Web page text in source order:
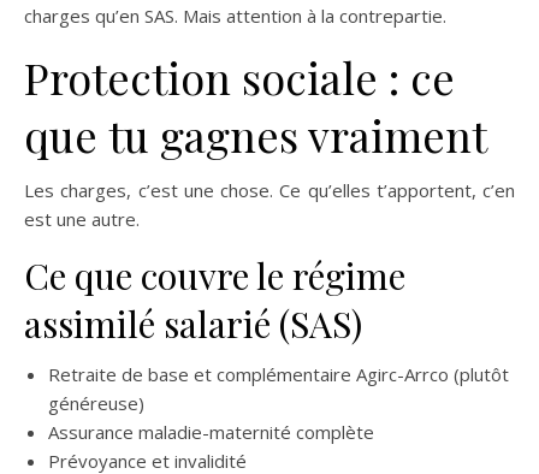
charges qu’en SAS. Mais attention à la contrepartie.
Protection sociale : ce
que tu gagnes vraiment
Les charges, c’est une chose. Ce qu’elles t’apportent, c’en
est une autre.
Ce que couvre le régime
assimilé salarié (SAS)
Retraite de base et complémentaire Agirc-Arrco (plutôt
généreuse)
Assurance maladie-maternité complète
Prévoyance et invalidité